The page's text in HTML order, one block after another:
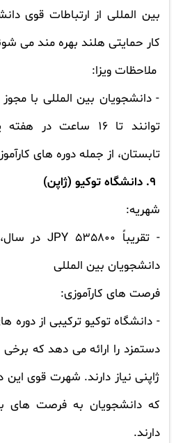
بین المللی از ارتباطات قوی
کار حمایتی هلند بهره مند می
ملاحظات ویزا:
- دانشجویان بین المللی با
توانند تا 16 ساعت
تابستان، از جمله دوره های
9. دانشگاه توکیو (ژاپن)
شهریه:
- تقریباً 535800
JPY در
دانشجویان بین المللی
فرصت های کارآموزی:
- دانشگاه توکیو ترکیبی از دوره
دستمزد را ارائه می دهد که برخی
ژاپنی نیاز دارند. شهرت قوی
که دانشجویان به فرصت های
دارند.